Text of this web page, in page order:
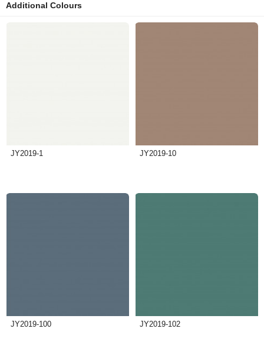
Additional Colours
JY2019-1 JY2019-10
JY2019-100 JY2019-102